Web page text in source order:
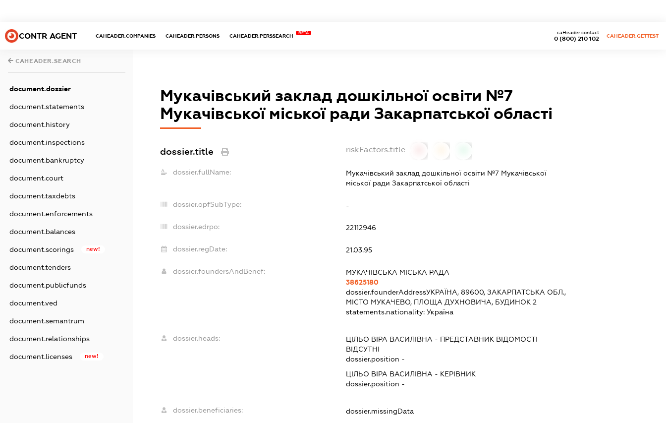
CONTR AGENT CAHEADER.COMPANIES CAHEADER.PERSONS CAHEADER.PERSSEARCH
BETA
0 (800) 210 102
caHeader.contact
CAHEADER.GETTEST
CAHEADER.SEARCH
document.dossier
document.statements
document.history
document.inspections
document.bankruptcy
document.court
document.taxdebts
document.enforcements
document.balances
document.scorings new!
document.tenders
document.publicfunds
document.ved
document.semantrum
document.relationships
document.licenses new!
Мукачівський заклад дошкільної освіти №7
Мукачівської міської ради Закарпатської області
dossier.title riskFactors.title
dossier.fullName:
Мукачівський заклад дошкільної освіти №7 Мукачівської
міської ради Закарпатської області
dossier.opfSubType: -
dossier.edrpo: 22112946
dossier.regDate: 21.03.95
dossier.foundersAndBenef:
МУКАЧІВСЬКА МІСЬКА РАДА
38625180
dossier.founderAddressУКРАЇНА, 89600, ЗАКАРПАТСЬКА ОБЛ.,
МІСТО МУКАЧЕВО, ПЛОЩА ДУХНОВИЧА, БУДИНОК 2
statements.nationality: Україна
dossier.heads: ЦІЛЬО ВІРА ВАСИЛІВНА - ПРЕДСТАВНИК ВІДОМОСТІ
ВІДСУТНІ
dossier.position -
ЦІЛЬО ВІРА ВАСИЛІВНА - КЕРІВНИК
dossier.position -
dossier.beneficiaries: dossier.missingData